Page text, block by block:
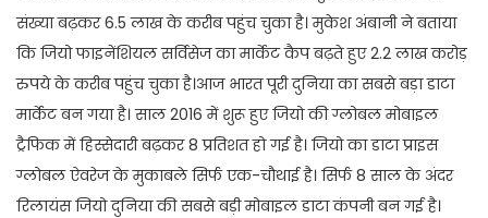
संख्या बढ़कर 6.5 लाख के करीब पहुंच चुका है। मुकेश अंबानी ने बताया
कि जियो फाइनेंशियल सर्विसेज का मार्केट कैप बढ़ते हुए 2.2 लाख करोड़
रुपये के करीब पहुंच चुका है।आज भारत पूरी दुनिया का सबसे बड़ा डाटा
मार्केट बन गया है। साल 2016 में शुरू हुए जियो की ग्लोबल मोबाइल
ट्रैफिक में हिस्सेदारी बढ़कर 8 प्रतिशत हो गई है। जियो का डाटा प्राइस
ग्लोबल ऐवरेज के मुकाबले सिर्फ एक-चौथाई है। सिर्फ 8 साल के अंदर
रिलायंस जियो दुनिया की सबसे बड़ी मोबाइल डाटा कंपनी बन गई है।